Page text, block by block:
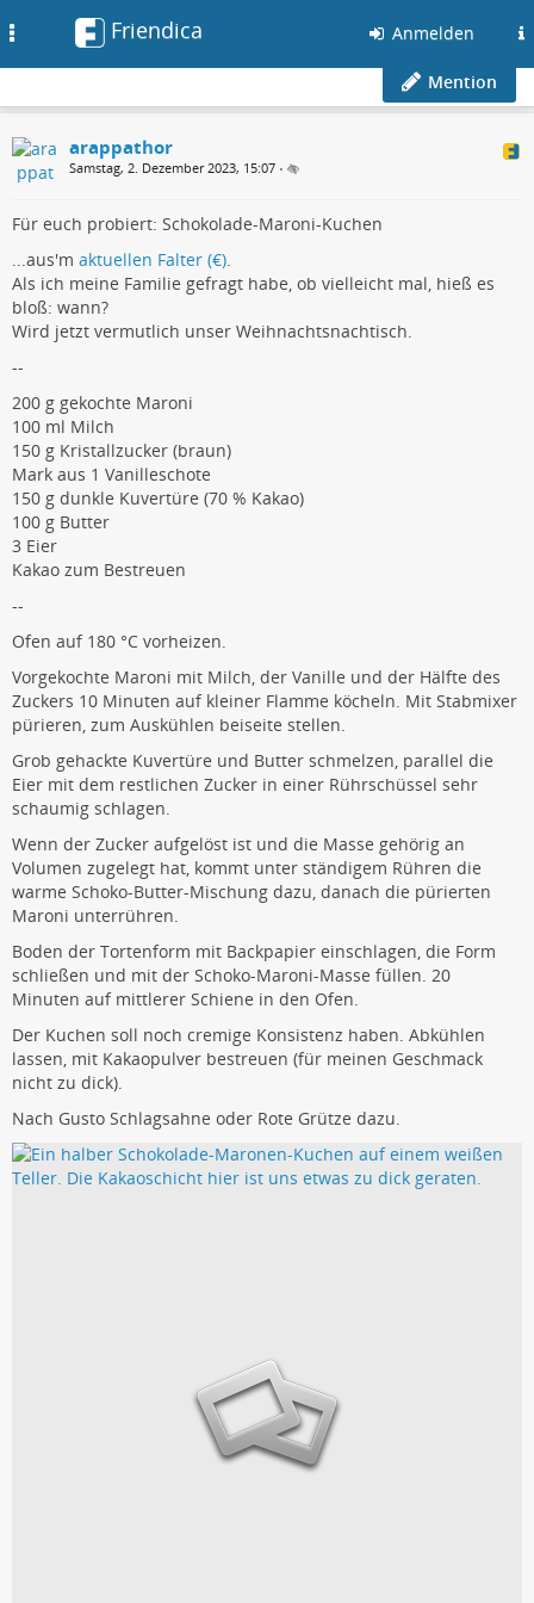
Friendica Anmelden
Mention
arappathor
Samstag, 2. Dezember 2023, 15:07 •
Für euch probiert: Schokolade-Maroni-Kuchen
...aus'm aktuellen Falter (€).
Als ich meine Familie gefragt habe, ob vielleicht mal, hieß es
bloß: wann?
Wird jetzt vermutlich unser Weihnachtsnachtisch.
--
200 g gekochte Maroni
100 ml Milch
150 g Kristallzucker (braun)
Mark aus 1 Vanilleschote
150 g dunkle Kuvertüre (70 % Kakao)
100 g Butter
3 Eier
Kakao zum Bestreuen
--
Ofen auf 180 °C vorheizen.
Vorgekochte Maroni mit Milch, der Vanille und der Hälfte des
Zuckers 10 Minuten auf kleiner Flamme köcheln. Mit Stabmixer
pürieren, zum Auskühlen beiseite stellen.
Grob gehackte Kuvertüre und Butter schmelzen, parallel die
Eier mit dem restlichen Zucker in einer Rührschüssel sehr
schaumig schlagen.
Wenn der Zucker aufgelöst ist und die Masse gehörig an
Volumen zugelegt hat, kommt unter ständigem Rühren die
warme Schoko-Butter-Mischung dazu, danach die pürierten
Maroni unterrühren.
Boden der Tortenform mit Backpapier einschlagen, die Form
schließen und mit der Schoko-Maroni-Masse füllen. 20
Minuten auf mittlerer Schiene in den Ofen.
Der Kuchen soll noch cremige Konsistenz haben. Abkühlen
lassen, mit Kakaopulver bestreuen (für meinen Geschmack
nicht zu dick).
Nach Gusto Schlagsahne oder Rote Grütze dazu.